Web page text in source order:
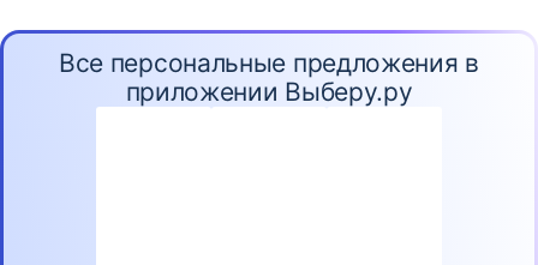
Все персональные предложения в
приложении Выберу.ру